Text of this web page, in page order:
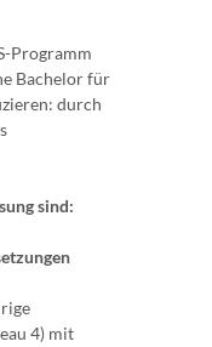
Programm
Bachelor für
durch
sind:
4) mit